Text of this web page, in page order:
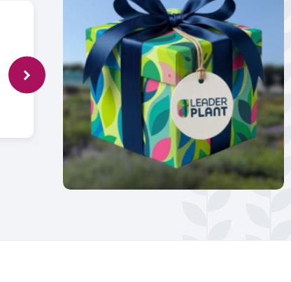
ISABELLE, 26 avr. 2025
pas d'avis puisque trop petit pour le
moment